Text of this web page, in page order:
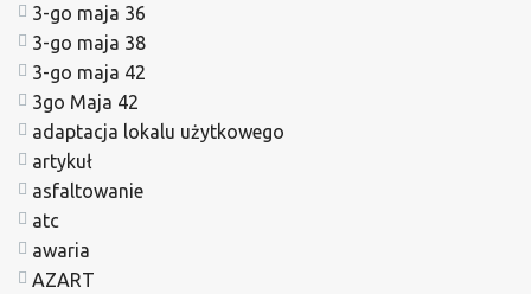
3-go maja 36
3-go maja 38
3-go maja 42
3go Maja 42
adaptacja lokalu użytkowego
artykuł
asfaltowanie
atc
awaria
AZART